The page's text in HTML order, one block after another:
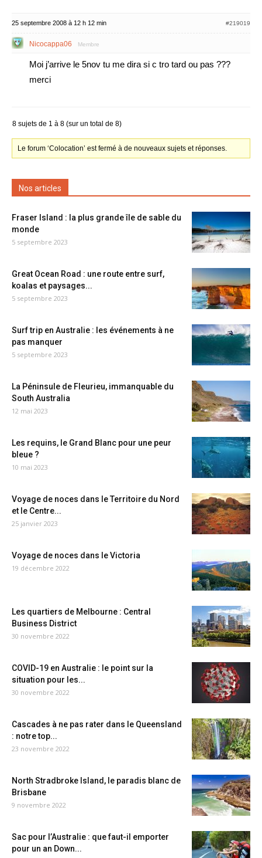
25 septembre 2008 à 12 h 12 min #219019
Nicocappa06 Membre
Moi j’arrive le 5nov tu me dira si c tro tard ou pas ???
merci
8 sujets de 1 à 8 (sur un total de 8)
Le forum ‘Colocation’ est fermé à de nouveaux sujets et réponses.
Nos articles
Fraser Island : la plus grande île de sable du
monde
5 septembre 2023
Great Ocean Road : une route entre surf,
koalas et paysages...
5 septembre 2023
Surf trip en Australie : les événements à ne
pas manquer
5 septembre 2023
La Péninsule de Fleurieu, immanquable du
South Australia
12 mai 2023
Les requins, le Grand Blanc pour une peur
bleue ?
10 mai 2023
Voyage de noces dans le Territoire du Nord
et le Centre...
25 janvier 2023
Voyage de noces dans le Victoria
19 décembre 2022
Les quartiers de Melbourne : Central
Business District
30 novembre 2022
COVID-19 en Australie : le point sur la
situation pour les...
30 novembre 2022
Cascades à ne pas rater dans le Queensland
: notre top...
23 novembre 2022
North Stradbroke Island, le paradis blanc de
Brisbane
9 novembre 2022
Sac pour l’Australie : que faut-il emporter
pour un an Down...